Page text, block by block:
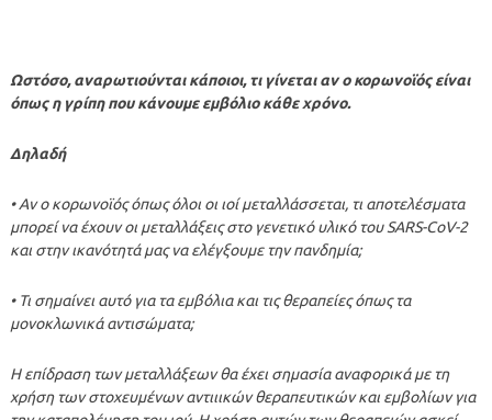
Ωστόσο, αναρωτιούνται κάποιοι, τι γίνεται αν ο κορωνοϊός είναι
όπως η γρίπη που κάνουμε εμβόλιο κάθε χρόνο.
Δηλαδή
• Aν ο κορωνοϊός όπως όλοι οι ιοί μεταλλάσσεται, τι αποτελέσματα
μπορεί να έχουν οι μεταλλάξεις στο γενετικό υλικό του SARS-CoV-2
και στην ικανότητά μας να ελέγξουμε την πανδημία;
• Τι σημαίνει αυτό για τα εμβόλια και τις θεραπείες όπως τα
μονοκλωνικά αντισώματα;
Η επίδραση των μεταλλάξεων θα έχει σημασία αναφορικά με τη
χρήση των στοχευμένων αντιιικών θεραπευτικών και εμβολίων για